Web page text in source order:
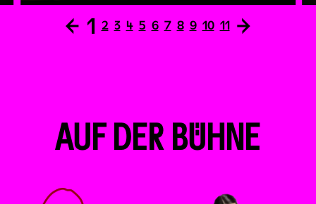
← 1 2 3 4 5 6 7 8 9 10 11 →
AUF DER BÜHNE